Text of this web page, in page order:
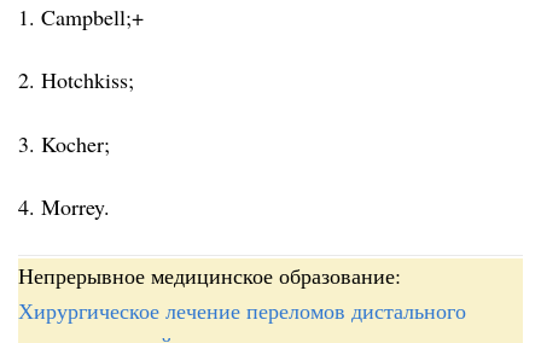
1. Campbell;+
2. Hotchkiss;
3. Kocher;
4. Morrey.
Непрерывное медицинское образование:
Хирургическое лечение переломов дистального